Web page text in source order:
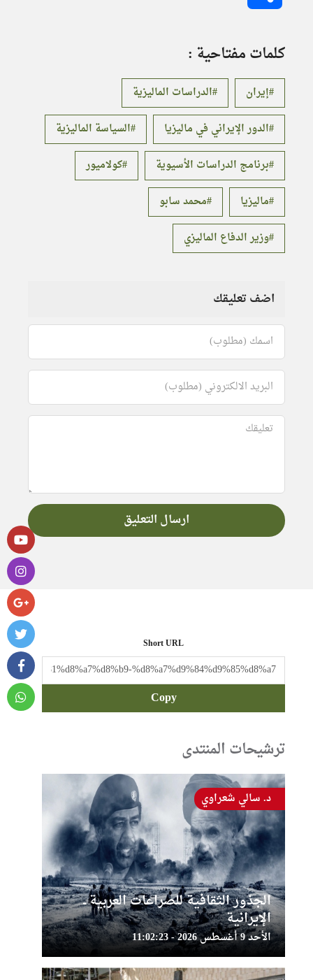
كلمات مفتاحية :
إيران
الدراسات الماليزية
الدور الإيراني في ماليزيا
السياسة الماليزية
برنامج الدراسات الأسيوية
كولاميور
ماليزيا
محمد سابو
وزير الدفاع الماليزي
اضف تعليقك
Short URL
Copy
ترشيحات المنتدى
الجذور الثقافية للصراعات العربية ــ
الإيرانية
الأحد 9 أغسطس 2026 - 11:02:23
د. سالي شعراوي